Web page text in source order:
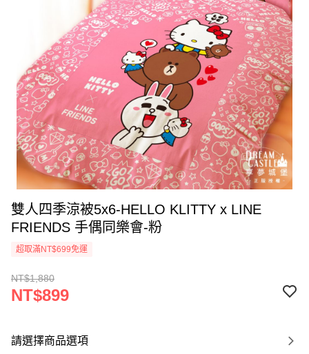
雙人四季涼被5x6-HELLO KLITTY x LINE
FRIENDS 手偶同樂會-粉
超取滿NT$699免運
NT$1,880
NT$899
請選擇商品選項